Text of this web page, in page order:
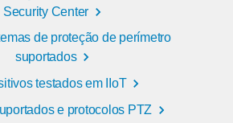
Security Center
de proteção de perímetro
suportados
testados em IIoT
e protocolos PTZ